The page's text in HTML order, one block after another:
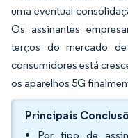
uma eventual
Os assinantes
terços do mercado
consumidores está
os aparelhos 5G
Principais
Por tipo de